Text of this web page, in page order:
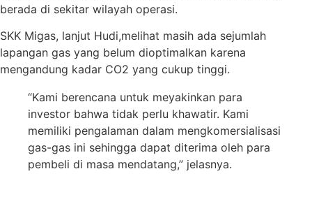
berada di sekitar wilayah operasi.
SKK Migas, lanjut Hudi,melihat masih ada sejumlah
lapangan gas yang belum dioptimalkan karena
mengandung kadar CO2 yang cukup tinggi.
“Kami berencana untuk meyakinkan para
investor bahwa tidak perlu khawatir. Kami
memiliki pengalaman dalam mengkomersialisasi
gas-gas ini sehingga dapat diterima oleh para
pembeli di masa mendatang,” jelasnya.